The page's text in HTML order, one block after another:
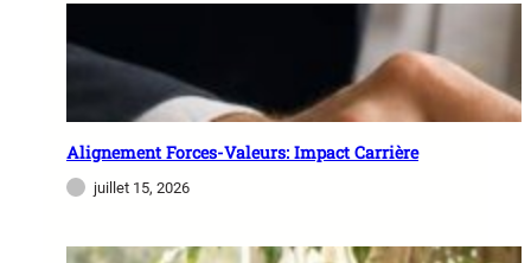
l
l
e
n
n
e
n
a
Alignement Forces-Valeurs: Impact Carrière
juillet 15, 2026